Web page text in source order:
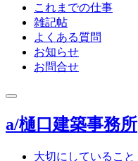
これまでの仕事
雑記帖
よくある質問
お知らせ
お問合せ
toggle
a/樋口建築事務所
大切にしていること